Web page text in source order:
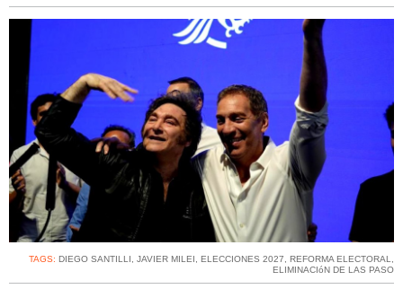
TAGS: DIEGO SANTILLI , JAVIER MILEI , ELECCIONES 2027, REFORMA ELECTORAL,
ELIMINACIóN DE LAS PASO